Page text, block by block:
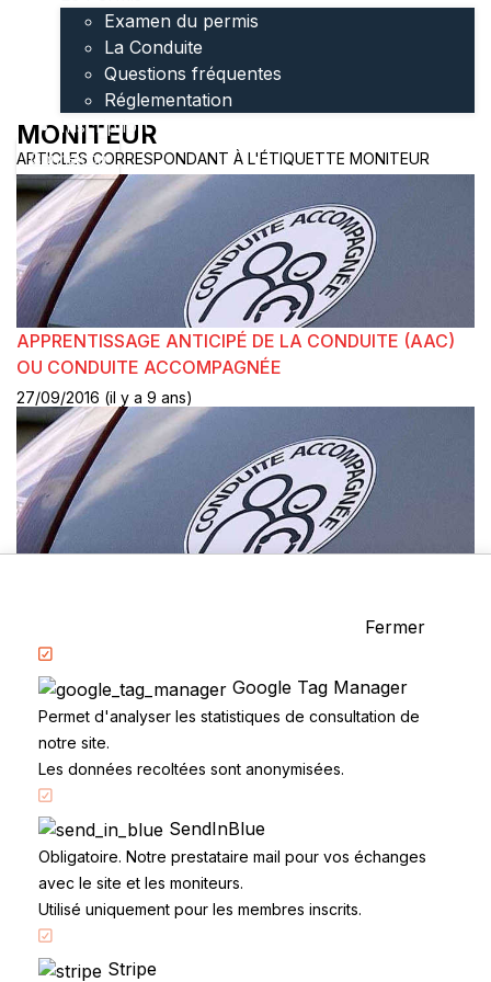
Examen du permis
La Conduite
Questions fréquentes
Réglementation
Inscription
Connexion
MONITEUR
ARTICLES CORRESPONDANT À L'ÉTIQUETTE MONITEUR
APPRENTISSAGE ANTICIPÉ DE LA CONDUITE (AAC)
OU CONDUITE ACCOMPAGNÉE
27/09/2016 (il y a 9 ans)
Examen du permis
Questions fréquentes
Réglementation
Code de la route
Fermer
Google Tag Manager
Permet d'analyser les statistiques de consultation de
notre site.
Les données recoltées sont anonymisées.
SendInBlue
Obligatoire. Notre prestataire mail pour vos échanges
avec le site et les moniteurs.
Utilisé uniquement pour les membres inscrits.
Stripe